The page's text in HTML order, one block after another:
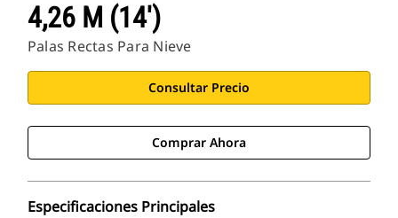
4,26 M (14')
Palas Rectas Para Nieve
Consultar Precio
Comprar Ahora
Especificaciones Principales